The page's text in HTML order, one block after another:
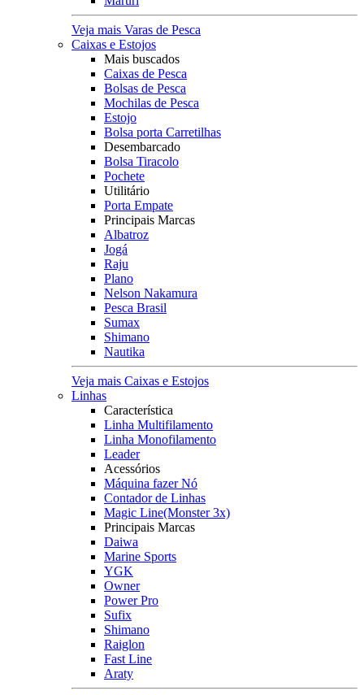
Veja mais Varas de Pesca
Caixas e Estojos
Mais buscados
Caixas de Pesca
Bolsas de Pesca
Mochilas de Pesca
Estojo
Bolsa porta Carretilhas
Desembarcado
Bolsa Tiracolo
Pochete
Utilitário
Porta Empate
Principais Marcas
Albatroz
Jogá
Raju
Plano
Nelson Nakamura
Pesca Brasil
Sumax
Shimano
Nautika
Veja mais Caixas e Estojos
Linhas
Característica
Linha Multifilamento
Linha Monofilamento
Leader
Acessórios
Máquina fazer Nó
Contador de Linhas
Magic Line(Monster 3x)
Principais Marcas
Daiwa
Marine Sports
YGK
Owner
Power Pro
Sufix
Shimano
Raiglon
Fast Line
Araty